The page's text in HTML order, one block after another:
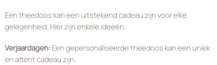
Een theedoos kan een uitstekend cadeau zijn voor elke
gelegenheid. Hier zijn enkele ideeën:
Verjaardagen:Een gepersonaliseerde theedoos kan een uniek
en attent cadeau zijn.